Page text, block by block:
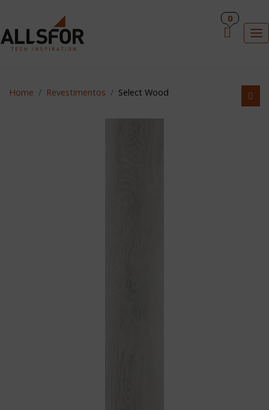
0
×
HOME
Home Revestimentos Select Wood